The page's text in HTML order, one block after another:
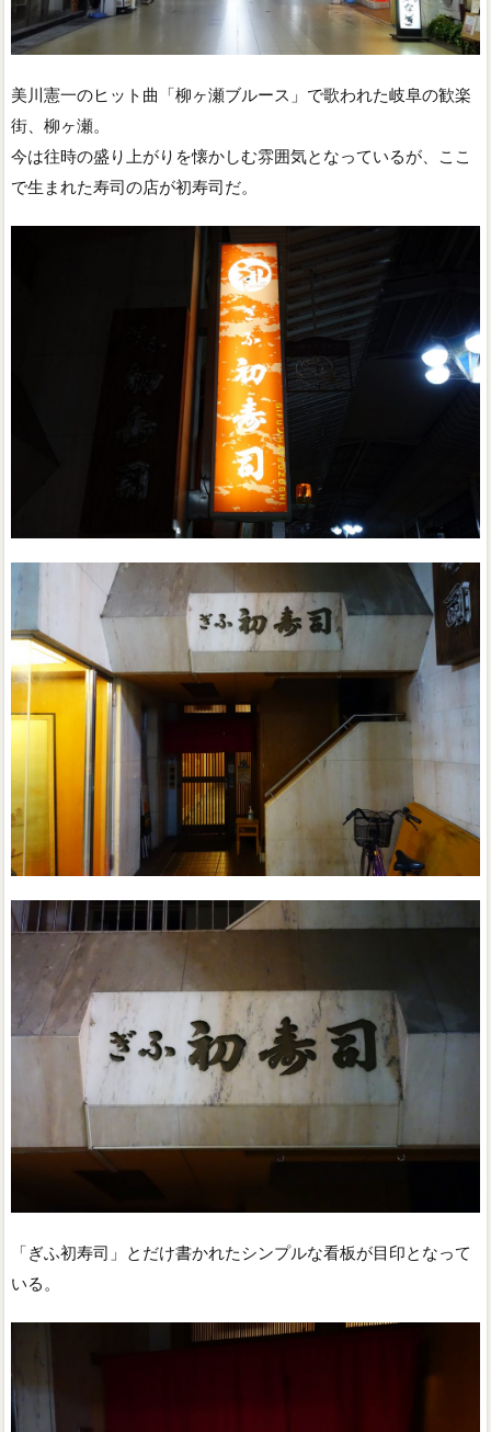
美川憲一のヒット曲「柳ヶ瀬ブルース」で歌われた岐阜の歓楽
街、柳ヶ瀬。
今は往時の盛り上がりを懐かしむ雰囲気となっているが、ここ
で生まれた寿司の店が初寿司だ。
「ぎふ初寿司」とだけ書かれたシンプルな看板が目印となって
いる。